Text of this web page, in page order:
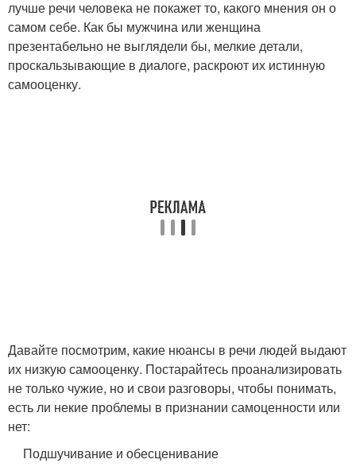
лучше речи человека не покажет то, какого мнения он о
самом себе. Как бы мужчина или женщина
презентабельно не выглядели бы, мелкие детали,
проскальзывающие в диалоге, раскроют их истинную
самооценку.
Давайте посмотрим, какие нюансы в речи людей выдают
их низкую самооценку. Постарайтесь проанализировать
не только чужие, но и свои разговоры, чтобы понимать,
есть ли некие проблемы в признании самоценности или
нет:
Подшучивание и обесценивание